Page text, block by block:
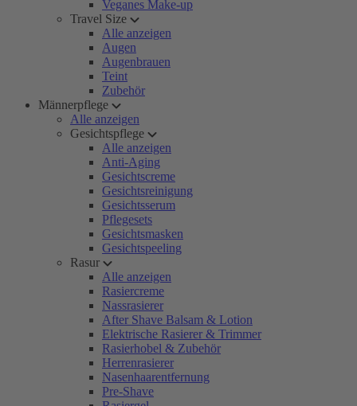
Veganes Make-up
Travel Size
Alle anzeigen
Augen
Augenbrauen
Teint
Zubehör
Männerpflege
Alle anzeigen
Gesichtspflege
Alle anzeigen
Anti-Aging
Gesichtscreme
Gesichtsreinigung
Gesichtsserum
Pflegesets
Gesichtsmasken
Gesichtspeeling
Rasur
Alle anzeigen
Rasiercreme
Nassrasierer
After Shave Balsam & Lotion
Elektrische Rasierer & Trimmer
Rasierhobel & Zubehör
Herrenrasierer
Nasenhaarentfernung
Pre-Shave